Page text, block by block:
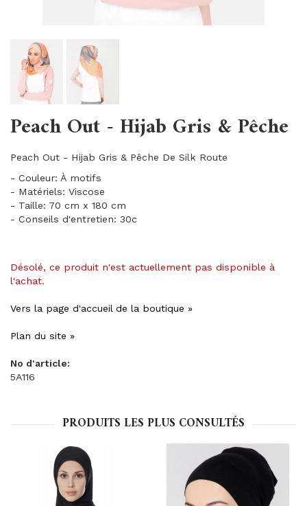
Peach Out - Hijab Gris & Pêche
Peach Out - Hijab Gris & Pêche De Silk Route
- Couleur: À motifs
- Matériels: Viscose
- Taille: 70 cm x 180 cm
- Conseils d'entretien: 30c
Désolé, ce produit n'est actuellement pas disponible à
l'achat.
Vers la page d'accueil de la boutique »
Plan du site »
No d'article:
5A116
PRODUITS LES PLUS CONSULTÉS